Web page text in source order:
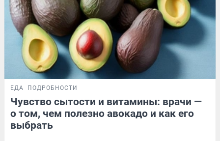
ЕДА ПОДРОБНОСТИ
Чувство сытости и витамины: врачи —
о том, чем полезно авокадо и как его
выбрать